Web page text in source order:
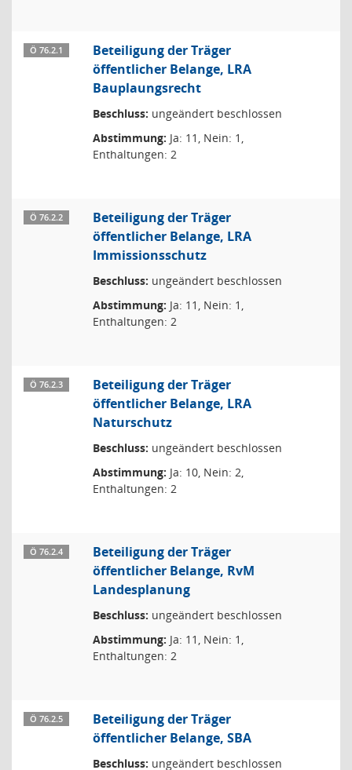
Ö 76.2.1
Beteiligung der Träger
öffentlicher Belange, LRA
Bauplaungsrecht
Beschluss: ungeändert beschlossen
Abstimmung: Ja: 11, Nein: 1,
Enthaltungen: 2
Ö 76.2.2
Beteiligung der Träger
öffentlicher Belange, LRA
Immissionsschutz
Beschluss: ungeändert beschlossen
Abstimmung: Ja: 11, Nein: 1,
Enthaltungen: 2
Ö 76.2.3
Beteiligung der Träger
öffentlicher Belange, LRA
Naturschutz
Beschluss: ungeändert beschlossen
Abstimmung: Ja: 10, Nein: 2,
Enthaltungen: 2
Ö 76.2.4
Beteiligung der Träger
öffentlicher Belange, RvM
Landesplanung
Beschluss: ungeändert beschlossen
Abstimmung: Ja: 11, Nein: 1,
Enthaltungen: 2
Ö 76.2.5
Beteiligung der Träger
öffentlicher Belange, SBA
Beschluss: ungeändert beschlossen